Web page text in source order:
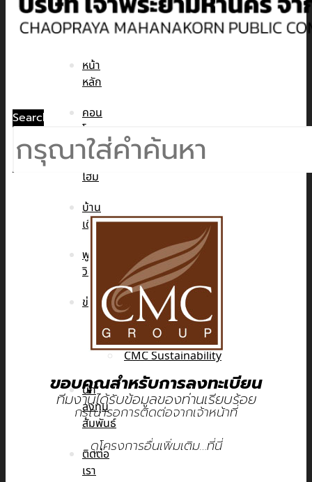
หน้า
หลัก
คอน
โด
ทาวน์
โฮม
บ้าน
เดี่ยว
พูล
วิลล่า
ข่าวสาร
CMC WE CARE
CMC WE TALK
CMC Sustainability
นัก
ลงทุน
สัมพันธ์
ติดต่อ
เรา
Search
ขอบคุณสำหรับการลงทะเบียน
ทีมงานได้รับข้อมูลของท่านเรียบร้อย
กรุณารอการติดต่อจากเจ้าหน้าที่
ดูโครงการอื่นเพิ่มเติม…ที่นี่